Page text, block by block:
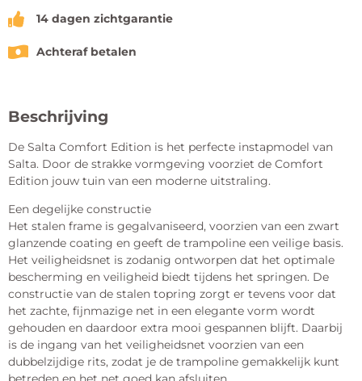
14 dagen zichtgarantie
Achteraf betalen
Beschrijving
De Salta Comfort Edition is het perfecte instapmodel van
Salta. Door de strakke vormgeving voorziet de Comfort
Edition jouw tuin van een moderne uitstraling.
Een degelijke constructie
Het stalen frame is gegalvaniseerd, voorzien van een zwart
glanzende coating en geeft de trampoline een veilige basis.
Het veiligheidsnet is zodanig ontworpen dat het optimale
bescherming en veiligheid biedt tijdens het springen. De
constructie van de stalen topring zorgt er tevens voor dat
het zachte, fijnmazige net in een elegante vorm wordt
gehouden en daardoor extra mooi gespannen blijft. Daarbij
is de ingang van het veiligheidsnet voorzien van een
dubbelzijdige rits, zodat je de trampoline gemakkelijk kunt